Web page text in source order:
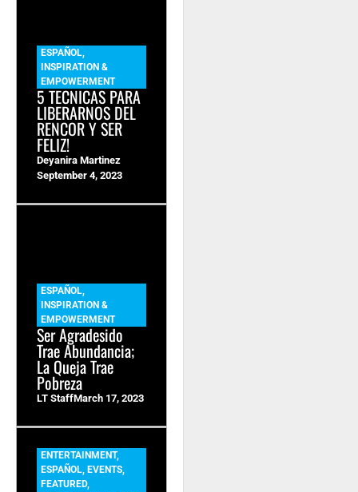
ESPAÑOL,
INSPIRATION &
EMPOWERMENT
5 TECNICAS PARA
LIBERARNOS DEL
RENCOR Y SER
FELIZ!
Deyanira Martinez
September 4, 2023
ESPAÑOL,
INSPIRATION &
EMPOWERMENT
Ser Agradesido
Trae Abundancia;
La Queja Trae
Pobreza
LT StaffMarch 17, 2023
ENTERTAINMENT,
ESPAÑOL, EVENTS,
FEATURED,